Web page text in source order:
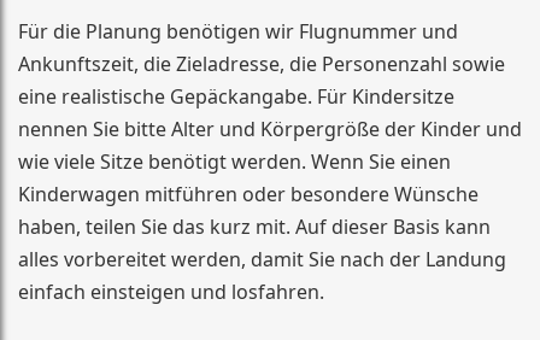
Für die Planung benötigen wir Flugnummer und
Ankunftszeit, die Zieladresse, die Personenzahl sowie
eine realistische Gepäckangabe. Für Kindersitze
nennen Sie bitte Alter und Körpergröße der Kinder und
wie viele Sitze benötigt werden. Wenn Sie einen
Kinderwagen mitführen oder besondere Wünsche
haben, teilen Sie das kurz mit. Auf dieser Basis kann
alles vorbereitet werden, damit Sie nach der Landung
einfach einsteigen und losfahren.